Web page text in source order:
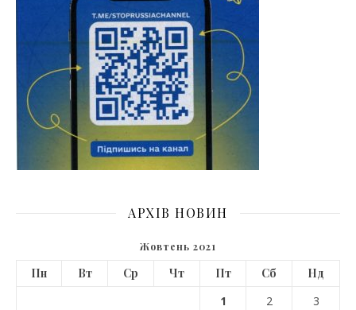
АРХІВ НОВИН
Жовтень 2021
Пн Вт Ср Чт Пт Сб
Нд
1
2
3